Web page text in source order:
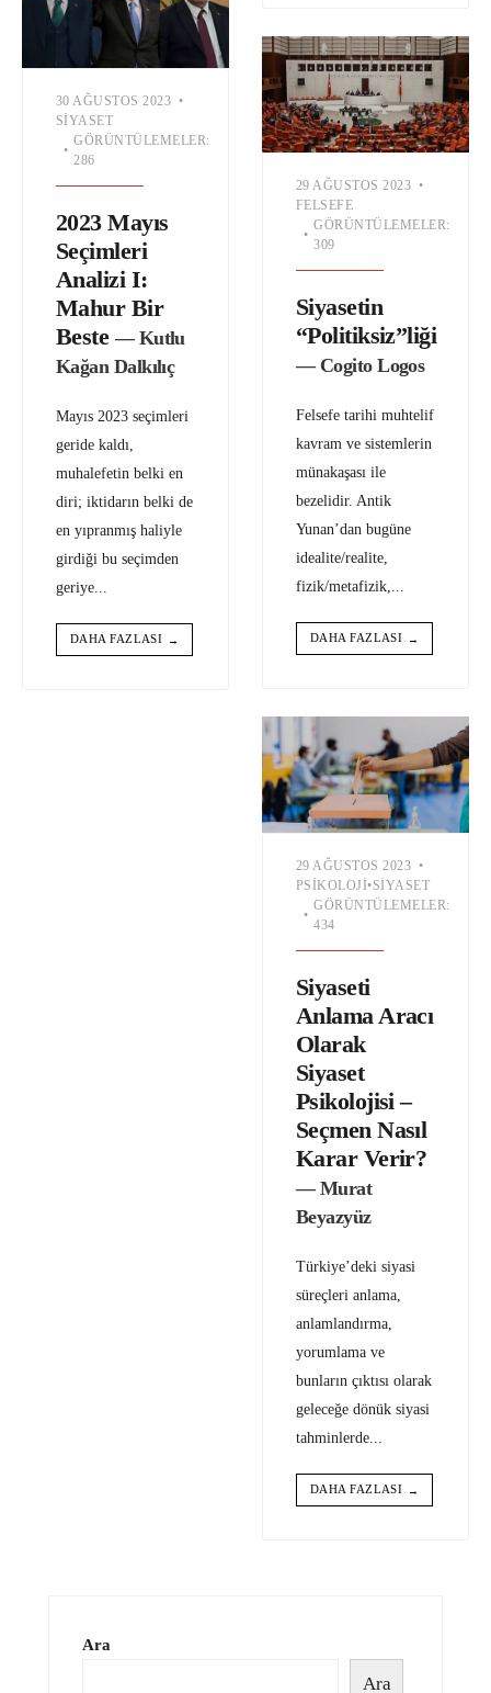
30 AĞUSTOS 2023 •
SIYASET
•
GÖRÜNTÜLEMELER:
286
2023 Mayıs
Seçimleri
Analizi I:
Mahur Bir
Beste — Kutlu
Kağan Dalkılıç
Mayıs 2023 seçimleri
geride kaldı,
muhalefetin belki en
diri; iktidarın belki de
en yıpranmış haliyle
girdiği bu seçimden
geriye
DAHA FAZLASI →
29 AĞUSTOS 2023 •
FELSEFE
•
GÖRÜNTÜLEMELER:
309
Siyasetin
“Politiksiz”liği
— Cogito Logos
Felsefe tarihi muhtelif
kavram ve sistemlerin
münakaşası ile
bezelidir. Antik
Yunan’dan bugüne
idealite/realite,
fizik/metafizik,
DAHA FAZLASI →
29 AĞUSTOS 2023 •
PSIKOLOJI•SIYASET
•
GÖRÜNTÜLEMELER:
434
Siyaseti
Anlama Aracı
Olarak
Siyaset
Psikolojisi –
Seçmen Nasıl
Karar Verir?
— Murat
Beyazyüz
Türkiye’deki siyasi
süreçleri anlama,
anlamlandırma,
yorumlama ve
bunların çıktısı olarak
geleceğe dönük siyasi
tahminlerde...
DAHA FAZLASI →
Ara
Ara